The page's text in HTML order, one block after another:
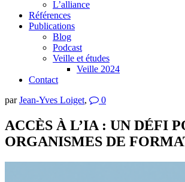
L’alliance
Références
Publications
Blog
Podcast
Veille et études
Veille 2024
Contact
parJean-Yves Loiget, 0
ACCÈS À L’IA : UN DÉFI
ORGANISMES DE